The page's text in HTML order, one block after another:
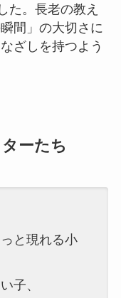
た。長老の教え
間」の大切さに
ざしを持つよう
ーたち
と現れる小
子、